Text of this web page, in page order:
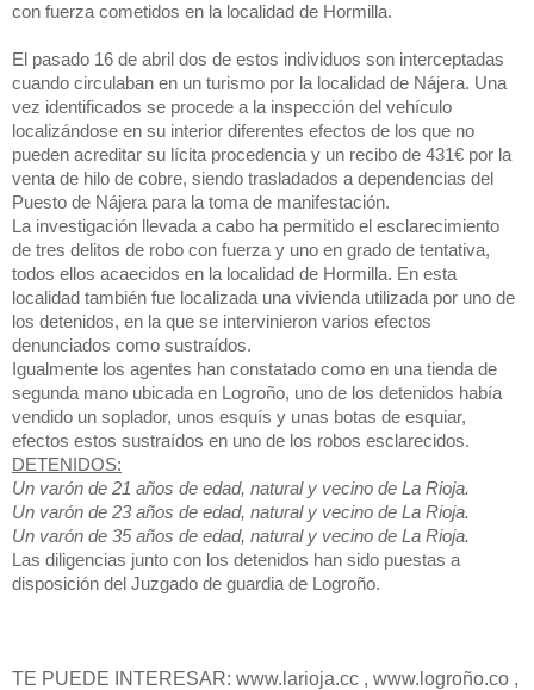
con fuerza cometidos en la localidad de Hormilla.
El pasado 16 de abril dos de estos individuos son interceptadas
cuando circulaban en un turismo por la localidad de Nájera. Una
vez identificados se procede a la inspección del vehículo
localizándose en su interior diferentes efectos de los que no
pueden acreditar su lícita procedencia y un recibo de 431€ por la
venta de hilo de cobre, siendo trasladados a dependencias del
Puesto de Nájera para la toma de manifestación.
La investigación llevada a cabo ha permitido el esclarecimiento
de tres delitos de robo con fuerza y uno en grado de tentativa,
todos ellos acaecidos en la localidad de Hormilla. En esta
localidad también fue localizada una vivienda utilizada por uno de
los detenidos, en la que se intervinieron varios efectos
denunciados como sustraídos.
Igualmente los agentes han constatado como en una tienda de
segunda mano ubicada en Logroño, uno de los detenidos había
vendido un soplador, unos esquís y unas botas de esquiar,
efectos estos sustraídos en uno de los robos esclarecidos.
DETENIDOS:
Un varón de 21 años de edad, natural y vecino de La Rioja.
Un varón de 23 años de edad, natural y vecino de La Rioja.
Un varón de 35 años de edad, natural y vecino de La Rioja.
Las diligencias junto con los detenidos han sido puestas a
disposición del Juzgado de guardia de Logroño.
TE PUEDE INTERESAR: www.larioja.cc , www.logroño.co ,